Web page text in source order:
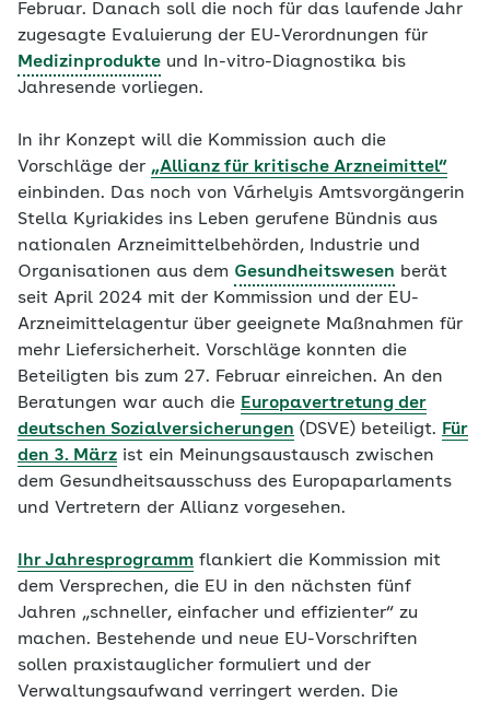
Februar. Danach soll die noch für das laufende Jahr
zugesagte Evaluierung der EU-Verordnungen für
Medizinprodukte und In-vitro-Diagnostika bis
Jahresende vorliegen.
In ihr Konzept will die Kommission auch die
Vorschläge der „Allianz für kritische Arzneimittel“
einbinden. Das noch von Várhelyis Amtsvorgängerin
Stella Kyriakides ins Leben gerufene Bündnis aus
nationalen Arzneimittelbehörden, Industrie und
Organisationen aus dem Gesundheitswesen berät
seit April 2024 mit der Kommission und der EU-
Arzneimittelagentur über geeignete Maßnahmen für
mehr Liefersicherheit. Vorschläge konnten die
Beteiligten bis zum 27. Februar einreichen. An den
Beratungen war auch die Europavertretung der
deutschen Sozialversicherungen (DSVE) beteiligt. Für
den 3. März ist ein Meinungsaustausch zwischen
dem Gesundheitsausschuss des Europaparlaments
und Vertretern der Allianz vorgesehen.
Ihr Jahresprogramm flankiert die Kommission mit
dem Versprechen, die EU in den nächsten fünf
Jahren „schneller, einfacher und effizienter“ zu
machen. Bestehende und neue EU-Vorschriften
sollen praxistauglicher formuliert und der
Verwaltungsaufwand verringert werden. Die